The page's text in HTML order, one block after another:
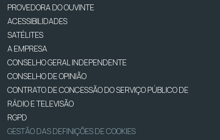
PROVEDORA DO OUVINTE
ACESSIBILIDADES
SATÉLITES
A EMPRESA
CONSELHO GERAL INDEPENDENTE
CONSELHO DE OPINIÃO
CONTRATO DE CONCESSÃO DO SERVIÇO PÚBLICO DE
RÁDIO E TELEVISÃO
RGPD
GESTÃO DAS DEFINIÇÕES DE COOKIES